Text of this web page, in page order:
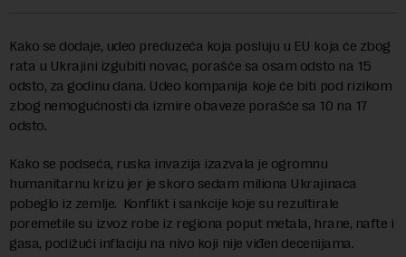
Kako se dodaje, udeo preduzeća koja posluju u EU koja će zbog
rata u Ukrajini izgubiti novac, porašće sa osam odsto na 15
odsto, za godinu dana. Udeo kompanija koje će biti pod rizikom
zbog nemogućnosti da izmire obaveze porašće sa 10 na 17
odsto.
Kako se podseća, ruska invazija izazvala je ogromnu
humanitarnu krizu jer je skoro sedam miliona Ukrajinaca
pobeglo iz zemlje. Konflikt i sankcije koje su rezultirale
poremetile su izvoz robe iz regiona poput metala, hrane, nafte i
gasa, podižući inflaciju na nivo koji nije viđen decenijama.